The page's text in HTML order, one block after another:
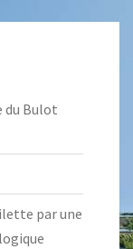
du Bulot
par une